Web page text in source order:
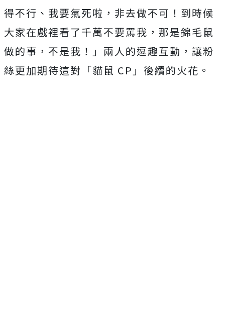
得不行、我要氣死啦，非去做不可！ 到時候
大家在戲裡看了千萬不要罵我，那是錦毛鼠
做的事，不是我！ 」兩人的逗趣互動，讓粉
絲更加期待這對「貓鼠 CP 」後續的火花。